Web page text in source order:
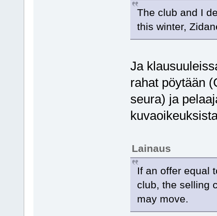
The club and I
this winter,
Ja
rahat pöytään
seura) ja
Lainaus
If an offer equal
club, the selling
may move.